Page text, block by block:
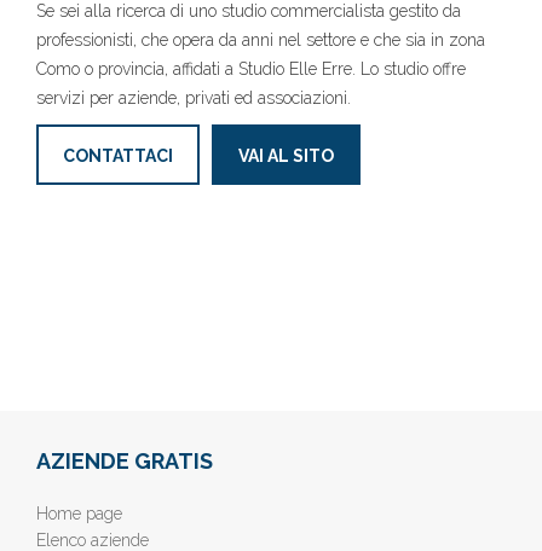
Se sei alla ricerca di uno studio commercialista gestito da
professionisti, che opera da anni nel settore e che sia in zona
Como o provincia, affidati a Studio Elle Erre. Lo studio offre
servizi per aziende, privati ed associazioni.
CONTATTACI VAI AL SITO
AZIENDE GRATIS
Home page
Elenco aziende